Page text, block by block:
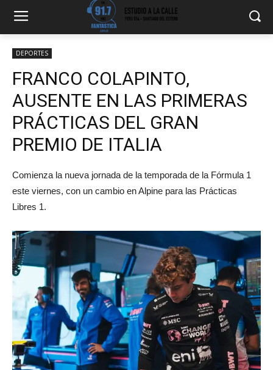
DEPORTES
FRANCO COLAPINTO,
AUSENTE EN LAS PRIMERAS
PRÁCTICAS DEL GRAN
PREMIO DE ITALIA
Comienza la nueva jornada de la temporada de la Fórmula 1
este viernes, con un cambio en Alpine para las Prácticas
Libres 1.